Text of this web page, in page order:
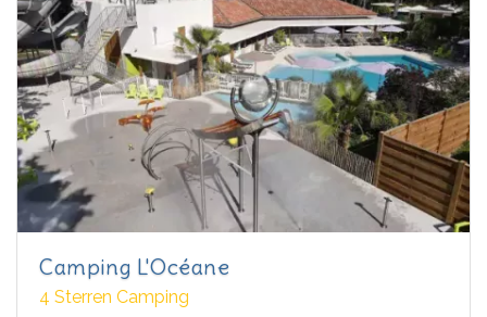
Camping L'Océane
4 Sterren Camping